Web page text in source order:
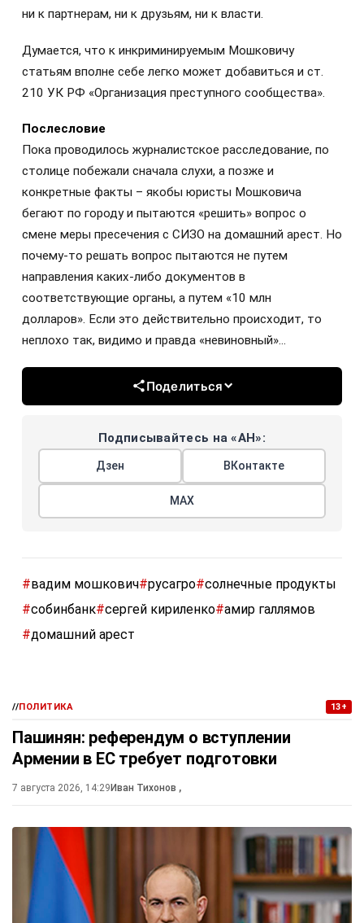
ни к партнерам, ни к друзьям, ни к власти.
Думается, что к инкриминируемым Мошковичу
статьям вполне себе легко может добавиться и ст.
210 УК РФ «Организация преступного сообщества».
Послесловие
Пока проводилось журналистское расследование, по
столице побежали сначала слухи, а позже и
конкретные факты – якобы юристы Мошковича
бегают по городу и пытаются «решить» вопрос о
смене меры пресечения с СИЗО на домашний арест. Но
почему-то решать вопрос пытаются не путем
направления каких-либо документов в
соответствующие органы, а путем «10 млн
долларов». Если это действительно происходит, то
неплохо так, видимо и правда «невиновный»…
Поделиться
Подписывайтесь на «АН»:
Дзен ВКонтакте
МАХ
#вадим мошкович#русагро#солнечные продукты
#собинбанк#сергей кириленко#амир галлямов
#домашний арест
//ПОЛИТИКА 13+
Пашинян: референдум о вступлении
Армении в ЕС требует подготовки
7 августа 2026, 14:29Иван Тихонов ,